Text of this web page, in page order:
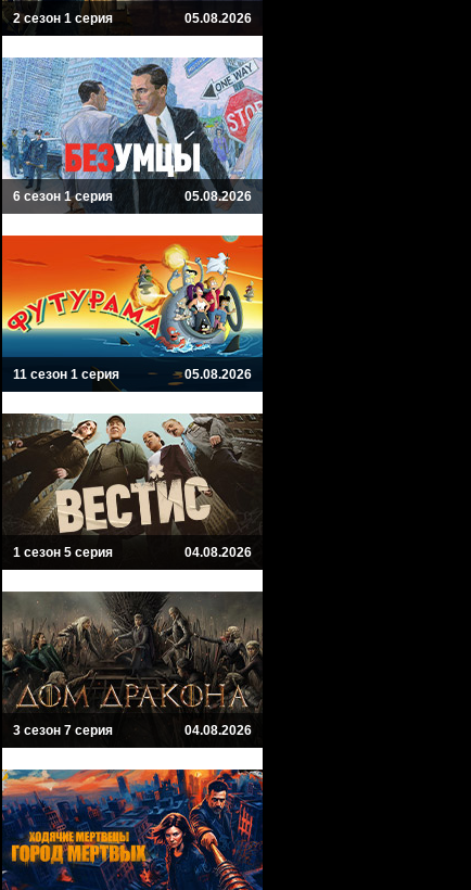
2 сезон 1 серия 05.08.2026
6 сезон 1 серия 05.08.2026
11 сезон 1 серия 05.08.2026
1 сезон 5 серия 04.08.2026
3 сезон 7 серия 04.08.2026